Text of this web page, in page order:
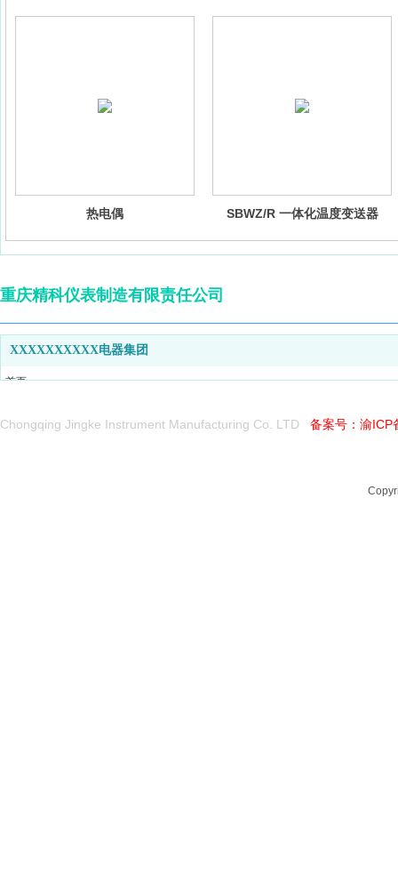
热电偶 SBWZ/R 一体化温度变送器
XXXXXXXXXX电器集团
首页
解决方案
重庆精科仪表制造有限责任公司
Chongqing Jingke Instrument Manufacturing Co. LTD 备案号： 渝ICP